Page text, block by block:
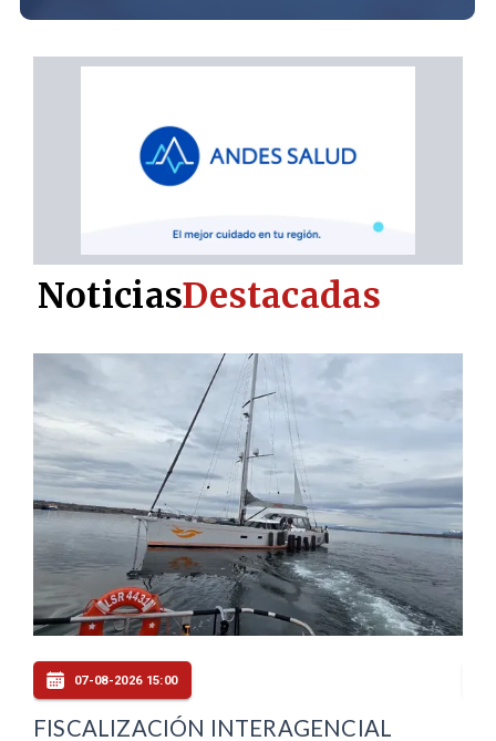
07-08-2026 14:00
RONDA TRAUMATOLÓGICA EN
NoticiasDestacadas